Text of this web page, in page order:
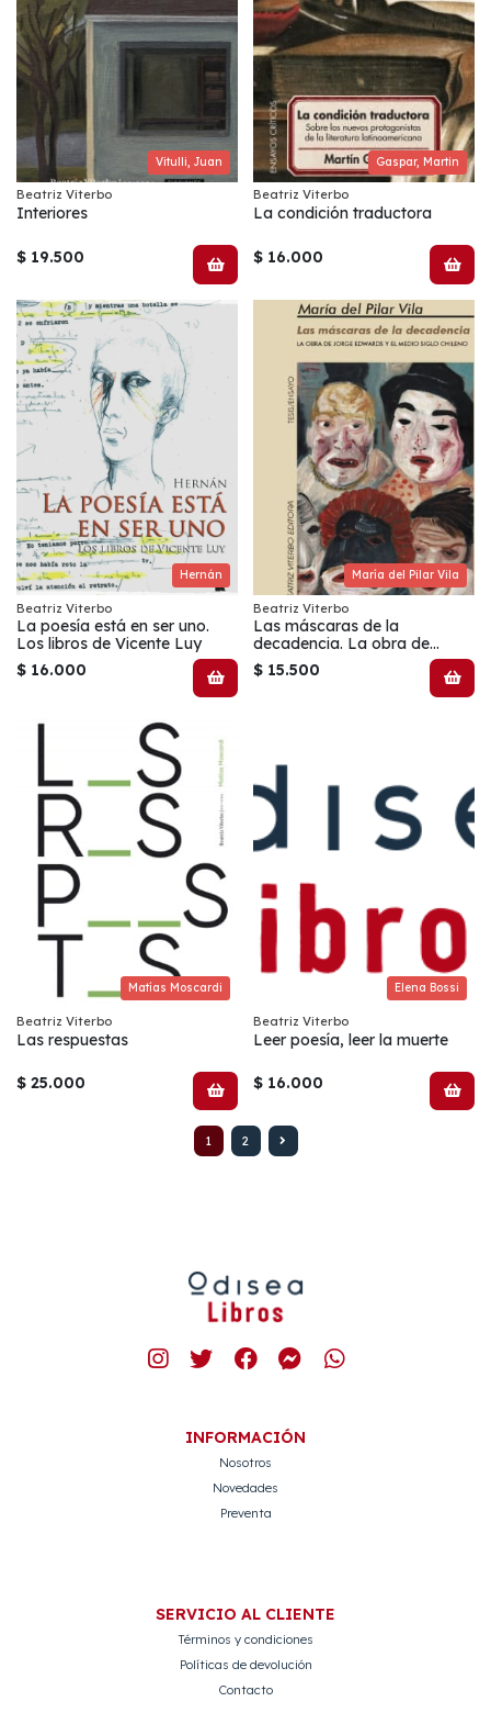
Vitulli, Juan
Beatriz Viterbo
Interiores
$ 19.500
Gaspar, Martin
Beatriz Viterbo
La condición traductora
$ 16.000
Hernán
Beatriz Viterbo
La poesía está en ser uno.
Los libros de Vicente Luy
$ 16.000
María del Pilar Vila
Beatriz Viterbo
Las máscaras de la
decadencia. La obra de
Jorge Edwards y el medio
siglo chileno
$ 15.500
Matías Moscardi
Beatriz Viterbo
Las respuestas
$ 25.000
Elena Bossi
Beatriz Viterbo
Leer poesía, leer la muerte
$ 16.000
1 2
INFORMACIÓN
Nosotros
Novedades
Preventa
SERVICIO AL CLIENTE
Términos y condiciones
Políticas de devolución
Contacto